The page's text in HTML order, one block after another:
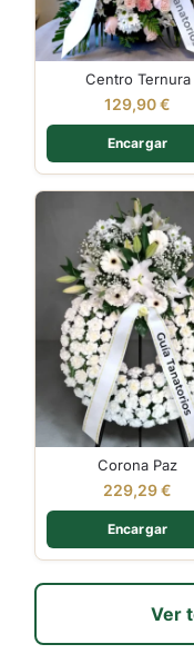
Centro Ternura
129,90€
Encargar
Corona Paz
229,29€
Encargar
Ver